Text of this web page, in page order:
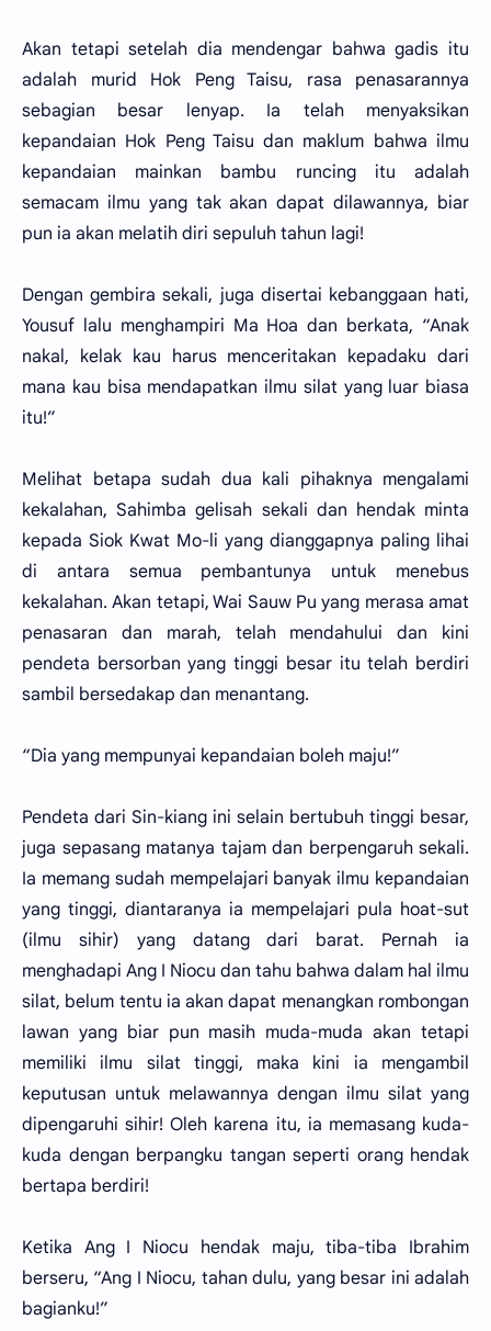
Akan tetapi setelah dia mendengar bahwa gadis itu
adalah murid Hok Peng Taisu, rasa penasarannya
sebagian besar lenyap. Ia telah menyaksikan
kepandaian Hok Peng Taisu dan maklum bahwa ilmu
kepandaian mainkan bambu runcing itu adalah
semacam ilmu yang tak akan dapat dilawannya, biar
pun ia akan melatih diri sepuluh tahun lagi!
Dengan gembira sekali, juga disertai kebanggaan hati,
Yousuf lalu menghampiri Ma Hoa dan berkata, “Anak
nakal, kelak kau harus menceritakan kepadaku dari
mana kau bisa mendapatkan ilmu silat yang luar biasa
itu!”
Melihat betapa sudah dua kali pihaknya mengalami
kekalahan, Sahimba gelisah sekali dan hendak minta
kepada Siok Kwat Mo-li yang dianggapnya paling lihai
di antara semua pembantunya untuk menebus
kekalahan. Akan tetapi, Wai Sauw Pu yang merasa amat
penasaran dan marah, telah mendahului dan kini
pendeta bersorban yang tinggi besar itu telah berdiri
sambil bersedakap dan menantang.
“Dia yang mempunyai kepandaian boleh maju!”
Pendeta dari Sin-kiang ini selain bertubuh tinggi besar,
juga sepasang matanya tajam dan berpengaruh sekali.
Ia memang sudah mempelajari banyak ilmu kepandaian
yang tinggi, diantaranya ia mempelajari pula hoat-sut
(ilmu sihir) yang datang dari barat. Pernah ia
menghadapi Ang I Niocu dan tahu bahwa dalam hal ilmu
silat, belum tentu ia akan dapat menangkan rombongan
lawan yang biar pun masih muda-muda akan tetapi
memiliki ilmu silat tinggi, maka kini ia mengambil
keputusan untuk melawannya dengan ilmu silat yang
dipengaruhi sihir! Oleh karena itu, ia memasang kuda-
kuda dengan berpangku tangan seperti orang hendak
bertapa berdiri!
Ketika Ang I Niocu hendak maju, tiba-tiba Ibrahim
berseru, “Ang I Niocu, tahan dulu, yang besar ini adalah
bagianku!”